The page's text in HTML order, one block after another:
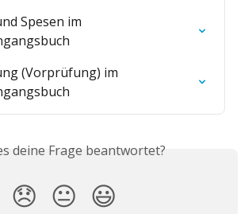
Spesen im
(Vorprüfung) im
deine Frage beantwortet?
😞 😐 😃